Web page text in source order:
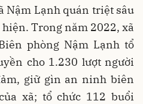
Nậm Lạnh quán triệt sâu
Trong năm 2022, xã
phòng Nậm Lạnh tổ
cho 1.230 lượt người
giữ gìn an ninh biên
xã; tổ chức 112 buổi